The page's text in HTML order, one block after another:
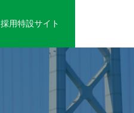
採用特設サイト